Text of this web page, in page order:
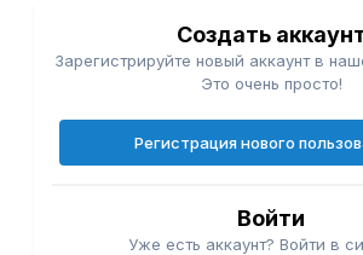
Создать
Зарегистрируйте новый аккаунт в
Это очень просто!
Регистрация нового
Войти
Уже есть аккаунт? Войти в